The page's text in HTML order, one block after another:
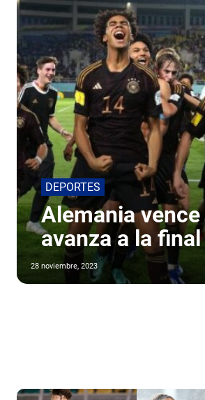
DEPORTES
Alemania
avanza a la
28 noviembre, 2023